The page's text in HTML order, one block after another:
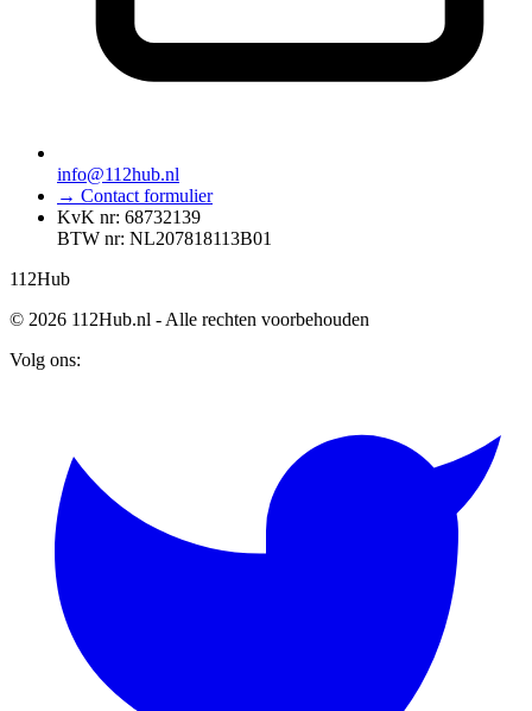
info@112hub.nl
→ Contact formulier
KvK nr: 68732139
BTW nr: NL207818113B01
112Hub
© 2026 112Hub.nl - Alle rechten voorbehouden
Volg ons: